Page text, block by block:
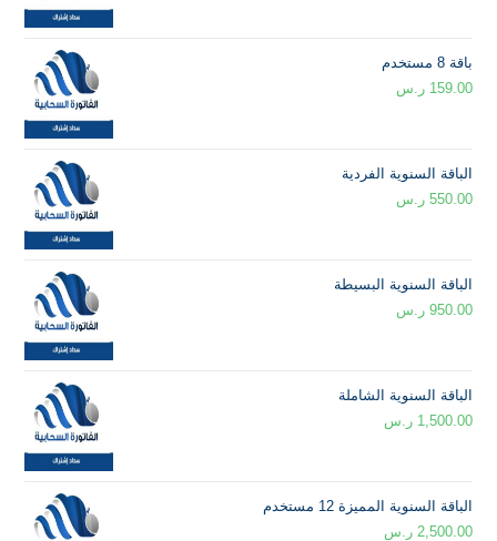
باقة 8 مستخدم
159.00 ر.س
الباقة السنوية الفردية
550.00 ر.س
الباقة السنوية البسيطة
950.00 ر.س
الباقة السنوية الشاملة
1,500.00 ر.س
الباقة السنوية المميزة 12 مستخدم
2,500.00 ر.س